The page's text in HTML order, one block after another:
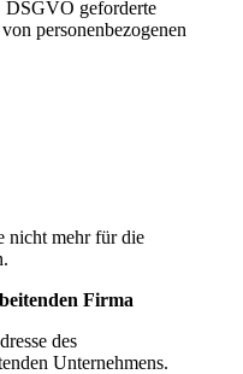
DSGVO geforderte
personenbezogenen
nicht mehr für die
Firma
des
Unternehmens.